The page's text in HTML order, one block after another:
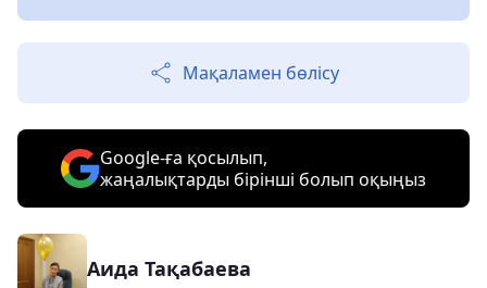
Мақаламен бөлісу
Google-ға қосылып,
жаңалықтарды бірінші болып оқыңыз
Аида Тақабаева